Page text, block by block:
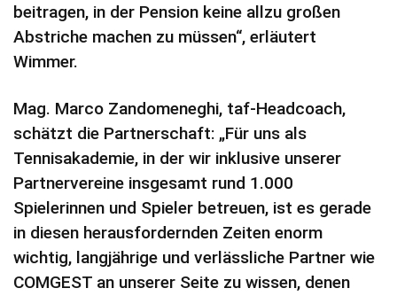
beitragen, in der Pension keine allzu großen
Abstriche machen zu müssen“, erläutert
Wimmer.
Mag. Marco Zandomeneghi, taf-Headcoach,
schätzt die Partnerschaft: „Für uns als
Tennisakademie, in der wir inklusive unserer
Partnervereine insgesamt rund 1.000
Spielerinnen und Spieler betreuen, ist es gerade
in diesen herausfordernden Zeiten enorm
wichtig, langjährige und verlässliche Partner wie
COMGEST an unserer Seite zu wissen, denen